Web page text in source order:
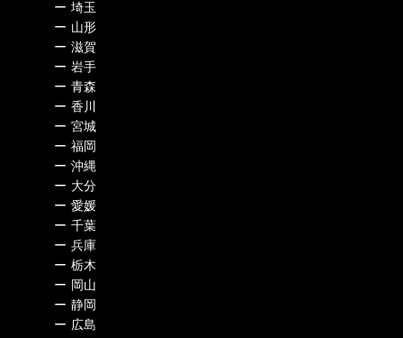
ー 埼玉
ー 山形
ー 滋賀
ー 岩手
ー 青森
ー 香川
ー 宮城
ー 福岡
ー 沖縄
ー 大分
ー 愛媛
ー 千葉
ー 兵庫
ー 栃木
ー 岡山
ー 静岡
ー 広島